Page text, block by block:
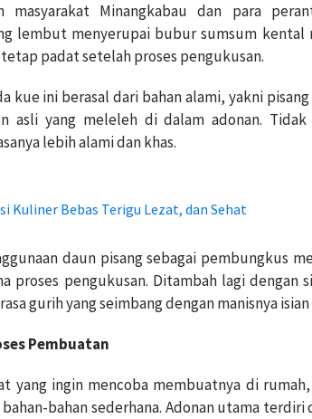
masyarakat Minangkabau dan para
lembut menyerupai bubur sumsum kental
padat setelah proses pengukusan.
kue ini berasal dari bahan alami, yakni
asli yang meleleh di dalam adonan.
lebih alami dan khas.
Kuliner Bebas Terigu Lezat, dan Sehat
daun pisang sebagai pembungkus
proses pengukusan. Ditambah lagi dengan
gurih yang seimbang dengan manisnya
Pembuatan
yang ingin mencoba membuatnya di
bahan sederhana. Adonan utama